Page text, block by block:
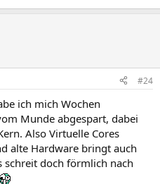
#24
ich mich Wochen
Munde abgespart, dabei
Also Virtuelle Cores
alte Hardware bringt auch
schreit doch förmlich nach